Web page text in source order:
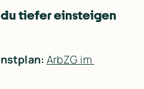
tiefer einsteigen
ArbZG im